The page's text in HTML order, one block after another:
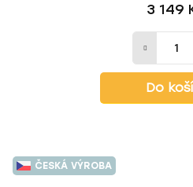
3 149
Do
ČESKÁ VÝROBA